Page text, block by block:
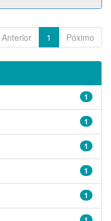
Anterior 1 Póximo
1
1
1
1
1